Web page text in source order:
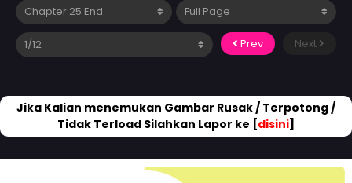
Prev Next
Jika Kalian menemukan Gambar Rusak / Terpotong /
Tidak Terload Silahkan Lapor ke [disini]